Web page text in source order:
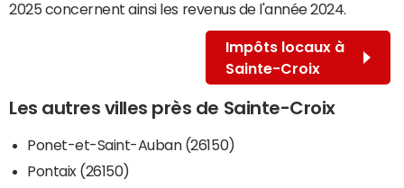
2025 concernent ainsi les revenus de l'année 2024.
Impôts locaux à
Sainte-Croix
Les autres villes près de Sainte-Croix
Ponet-et-Saint-Auban (26150)
Pontaix (26150)